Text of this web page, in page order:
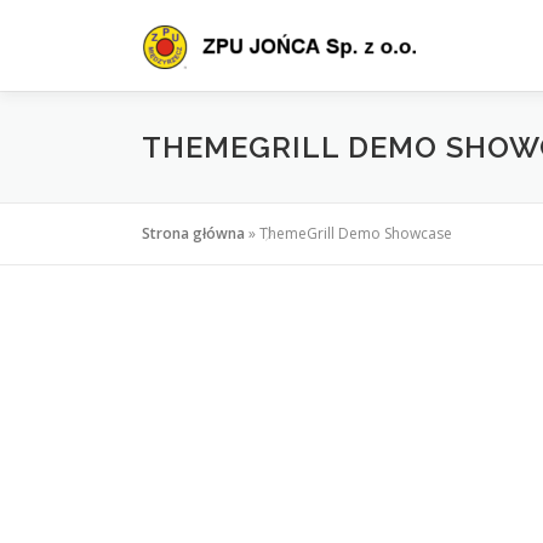
THEMEGRILL DEMO
Strona główna »ThemeGrill Demo Showcase